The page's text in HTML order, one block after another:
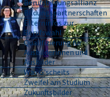
Berufsbildungsallianz
Bildungspartnerschaften
Elterninfos zur
Berufswahl
Qualifizierung für
Ausbilderinnen und
Ausbilder
Was G'scheits
Zweifel am Studium
Zukunftsbilder